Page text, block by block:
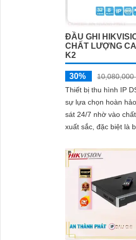
Hy vọng rằng bài viết
ĐẦU GHI
CHẤT LƯỢNG
K2
30%
10,080,000
Thiết bị thu hình IP
sự lựa chọn hoàn
sát 24/7 nhờ vào
xuất sắc, đặc biệt là